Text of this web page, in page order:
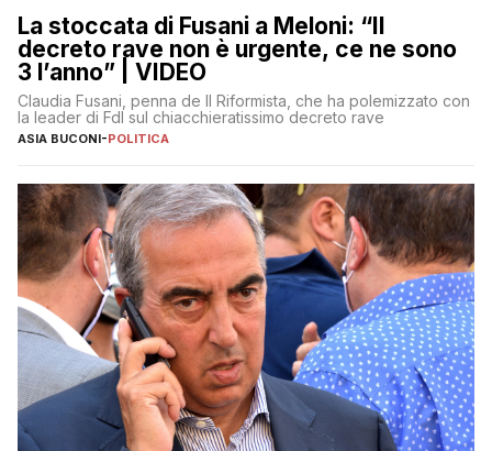
La stoccata di Fusani a Meloni: “Il
decreto rave non è urgente, ce ne sono
3 l’anno” | VIDEO
Claudia Fusani, penna de Il Riformista, che ha polemizzato con
la leader di FdI sul chiacchieratissimo decreto rave
ASIA BUCONI-POLITICA